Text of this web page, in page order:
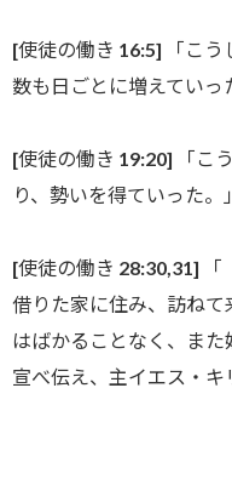
[使徒の働き 16:5] 「こ
数も日ごとに増えていっ
[使徒の働き 19:20] 「こ
り、勢いを得ていった
[使徒の働き 28:30,31]
借りた家に住み、 訪ねて
はばかることなく、また
宣べ伝え、主イエス・